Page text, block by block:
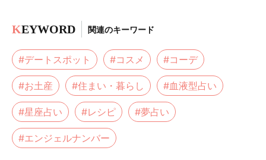
KEYWORD 関連のキーワード
#デートスポット #コスメ #コーデ
#お土産 #住まい・暮らし #血液型占い
#星座占い #レシピ #夢占い
#エンジェルナンバー